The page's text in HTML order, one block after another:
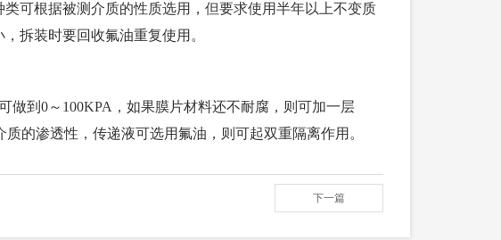
可根据被测介质的性质选用，但要求使用半年以上不变质
拆装时要回收氟油重复使用。
做到0～100KPA，如果膜片材料还不耐腐，则可加一层
的渗透性，传递液可选用氟油，则可起双重隔离作用。
下一篇